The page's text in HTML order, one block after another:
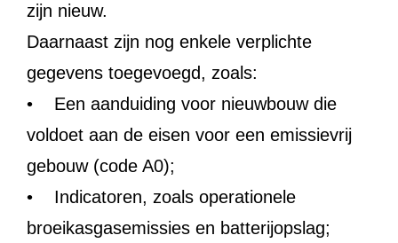
zijn nieuw.
Daarnaast zijn nog enkele verplichte
gegevens toegevoegd, zoals:
• Een aanduiding voor nieuwbouw die
voldoet aan de eisen voor een emissievrij
gebouw (code A0);
• Indicatoren, zoals operationele
broeikasgasemissies en batterijopslag;